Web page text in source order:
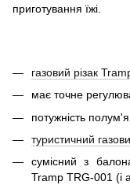
приготування їжі.
газовий різак
має точне
потужність
туристичний
сумісний з
Tramp TRG-001 (і